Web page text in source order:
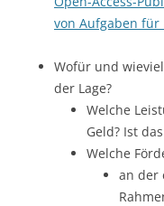
von Aufgaben für
Wofür und
der Lage?
Welche
Geld? Ist
Welche
an der